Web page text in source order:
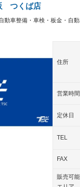
100V電源
革シート
－ HID(キセノンライト)
パワーシート
－
－ エアサスペンション
つくば店
動車整備・車検・板金・自
住所
営業時間
定休日
TEL
FAX
販売可能